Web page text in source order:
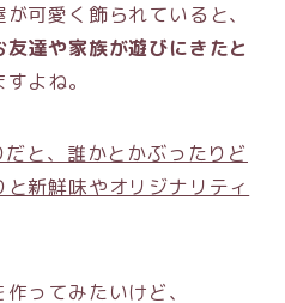
可愛く飾られていると、
友達や家族が遊びにきたと
よね。
と、誰かとかぶったりど
新鮮味やオリジナリティ
作ってみたいけど、